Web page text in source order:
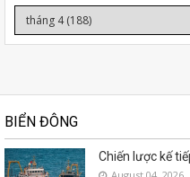
BIỂN ĐÔNG
Chiến lược kế